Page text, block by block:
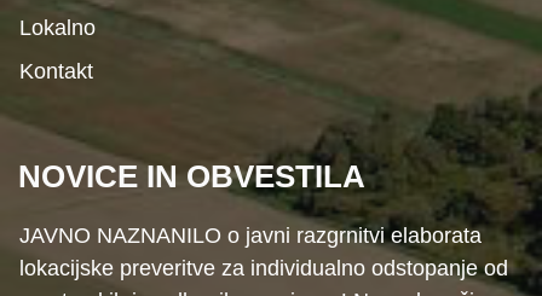
Lokalno
Kontakt
NOVICE IN OBVESTILA
JAVNO NAZNANILO o javni razgrnitvi elaborata
lokacijske preveritve za individualno odstopanje od